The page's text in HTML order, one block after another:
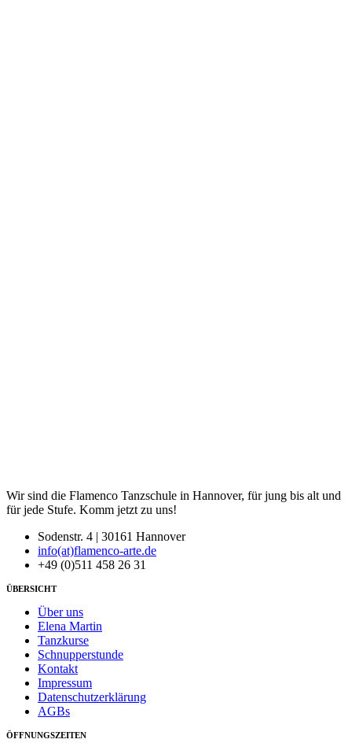
Wir sind die Flamenco Tanzschule in Hannover, für jung bis alt und
für jede Stufe. Komm jetzt zu uns!
Sodenstr. 4 | 30161 Hannover
info(at)flamenco-arte.de
+49 (0)511 458 26 31
ÜBERSICHT
Über uns
Elena Martin
Tanzkurse
Schnupperstunde
Kontakt
Impressum
Datenschutzerklärung
AGBs
ÖFFNUNGSZEITEN